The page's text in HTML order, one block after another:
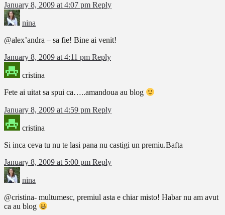
January 8, 2009 at 4:07 pm Reply
nina
@alex’andra – sa fie! Bine ai venit!
January 8, 2009 at 4:11 pm Reply
cristina
Fete ai uitat sa spui ca…..amandoua au blog
January 8, 2009 at 4:59 pm Reply
cristina
Si inca ceva tu nu te lasi pana nu castigi un premiu.Bafta
January 8, 2009 at 5:00 pm Reply
nina
@cristina- multumesc, premiul asta e chiar misto! Habar nu am avut
ca au blog